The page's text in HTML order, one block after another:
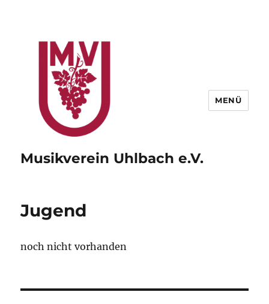
Musikverein Uhlbach e.V.
MENÜ
Jugend
noch nicht vorhanden